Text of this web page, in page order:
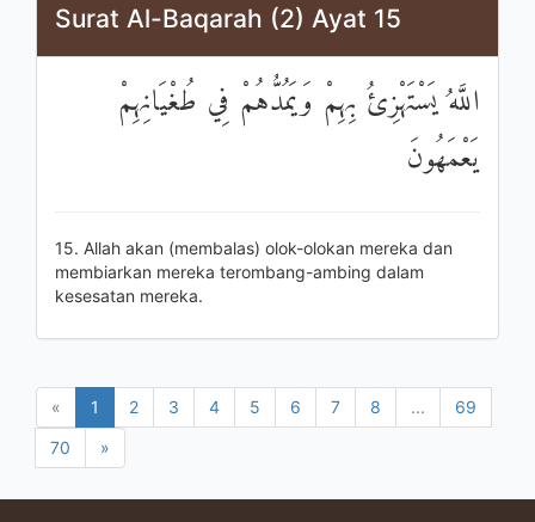
Surat Al-Baqarah (2) Ayat 15
اللَّهُ يَسْتَهْزِئُ بِهِمْ وَيَمُدُّهُمْ فِي طُغْيَانِهِمْ
يَعْمَهُونَ
15. Allah akan (membalas) olok-olokan mereka dan
membiarkan mereka terombang-ambing dalam
kesesatan mereka.
« 1 2 3 4 5 6 7 8 ...
69
70
»